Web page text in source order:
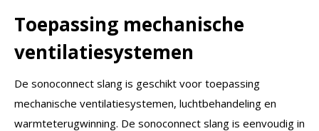
Toepassing mechanische
ventilatiesystemen
De sonoconnect slang is geschikt voor toepassing
mechanische ventilatiesystemen, luchtbehandeling en
warmteterugwinning. De sonoconnect slang is eenvoudig in